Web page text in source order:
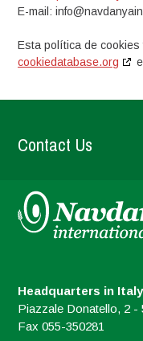
E-mail:info@
Esta política de cookies
cookiedatabase.org
Contact Us
Headquarters in
Piazzale Donatello, 2 -
Fax 055-350281